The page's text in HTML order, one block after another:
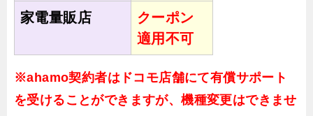
家電量販店
クーポン
適用不可
※ahamo契約者はドコモ店舗にて有償サポート
を受けることができますが、機種変更はできませ